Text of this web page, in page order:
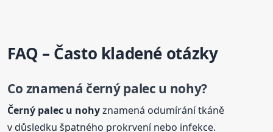
FAQ – Často kladené otázky
Co znamená černýpalec u nohy?
Černý palec u nohyznamená odumírání tkáně
v důsledku špatného prokrvení nebo infekce.